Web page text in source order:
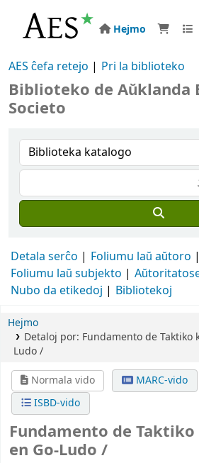
Hejmo
AES ĉefa retejo Pri la biblioteko
Biblioteko de Aŭklanda
Societo
Detala serĉo
Foliumu laŭ aŭtoro
Foliumu laŭ subjekto
Nubo da etikedoj
Bibliotekoj
Hejmo
Detaloj por: Fundamento de Taktiko
Ludo /
Normala vido
MARC-vido
ISBD-vido
Fundamento de
en Go-Ludo /